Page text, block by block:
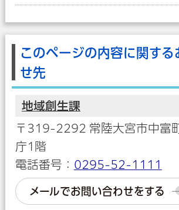
このページの内容に関する
せ先
地域創生課
〒319-2292 常陸大宮市中富
庁1階
電話番号： 0295-52-1111
メールでお問い合わせをする